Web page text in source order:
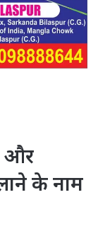
और
के नाम